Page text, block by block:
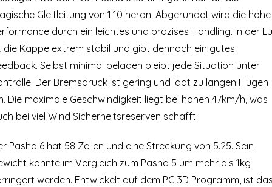
Gleitleitung von 1:10 heran. Abgerundet wird die hohe
durch ein leichtes und präzises Handling. In der
die Kappe extrem stabil und gibt dennoch ein gutes
Selbst minimal beladen bleibt jede Situation unter
Der Bremsdruck ist gering und lädt zu langen Flügen
Die maximale Geschwindigkeit liegt bei hohen 47km/h, was
bei viel Wind Sicherheitsreserven schafft.
Pasha 6 hat 58 Zellen und eine Streckung von 5.25. Sein
konnte im Vergleich zum Pasha 5 um mehr als 1kg
werden. Entwickelt auf dem PG 3D Programm, ist